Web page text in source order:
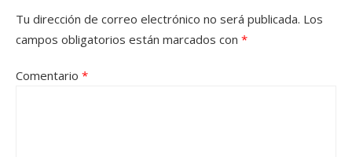
Tu dirección de correo electrónico no será publicada. Los
campos obligatorios están marcados con *
Comentario *